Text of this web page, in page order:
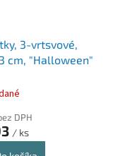
3-vrtsvové,
cm, "Halloween"
DPH
/ ks